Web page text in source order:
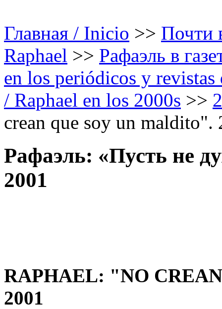
Главная / Inicio >> Почти
Raphael >> Рафаэль в
en los periódicos y
/ Raphael en los 2000s >>
crean que soy un maldito".
Рафаэль: «Пусть не
2001
RAPHAEL: "NO
2001